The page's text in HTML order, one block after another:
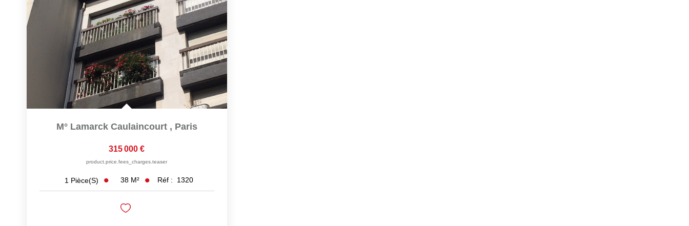
M° Lamarck Caulaincourt , Paris
315 000 €
product.price.fees_charges.teaser
1 Pièce(s) 38 M² Réf : 1320